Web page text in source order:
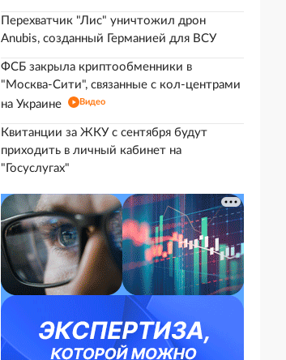
Перехватчик "Лис" уничтожил дрон
Anubis, созданный Германией для ВСУ
ФСБ закрыла криптообменники в
"Москва-Сити", связанные с кол-центрами
на Украине
Видео
Квитанции за ЖКУ с сентября будут
приходить в личный кабинет на
"Госуслугах"